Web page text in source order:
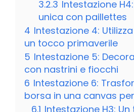
3.2.3 Intestazione
unica con paillettes
4 Intestazione 4:
un tocco primaverile
5 Intestazione 5:
con nastrini e fiocchi
6 Intestazione 6:
borsa in una canvas
6.1 Intestazione H3: